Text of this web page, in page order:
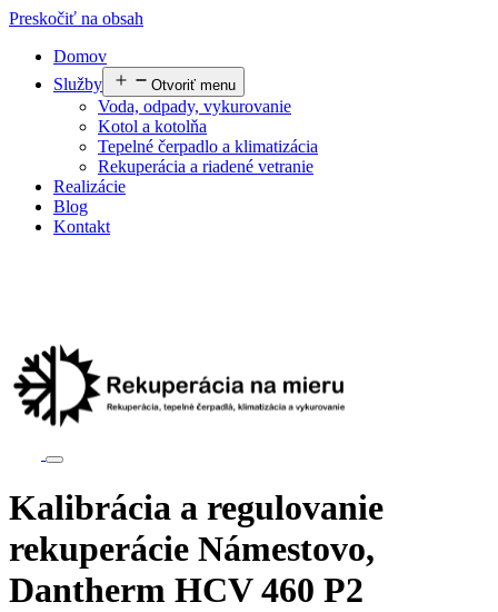
Preskočiť na obsah
Domov
Služby
Otvoriť menu
Voda, odpady, vykurovanie
Kotol a kotolňa
Tepelné čerpadlo a klimatizácia
Rekuperácia a riadené vetranie
Realizácie
Blog
Kontakt
Kalibrácia a regulovanie
rekuperácie Námestovo​,
Dantherm HCV 460 P2